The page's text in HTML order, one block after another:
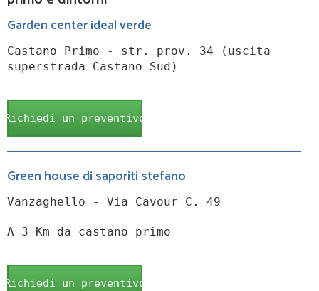
Garden center ideal verde
Castano Primo - str. prov. 34 (uscita
superstrada Castano Sud)
Richiedi un preventivo
Green house di saporiti stefano
Vanzaghello - Via Cavour C. 49
A 3 Km da castano primo
Richiedi un preventivo